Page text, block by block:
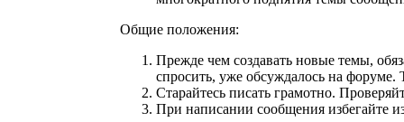
Общие положения:
Прежде чем создавать новые темы,
спросить, уже обсуждалось на
Старайтесь писать грамотно.
При написании сообщения избегайте